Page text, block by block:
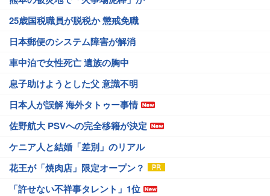
25歳国税職員が脱税か 懲戒免職
日本郵便のシステム障害が解消
車中泊で女性死亡 遺族の胸中
息子助けようとした父 意識不明
日本人が誤解 海外タトゥー事情
佐野航大 PSVへの完全移籍が決定
ケニア人と結婚「差別」のリアル
花王が「焼肉店」限定オープン？
「許せない不祥事タレント」1位